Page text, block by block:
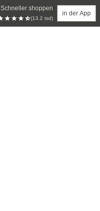
Schneller shoppen
(13.2 tsd)
in der App